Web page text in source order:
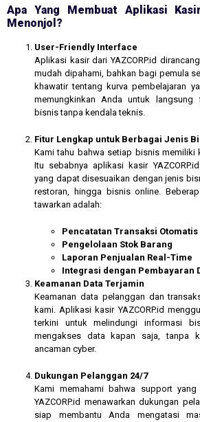
Apa Yang Membuat Aplikasi
Menonjol?
User-Friendly Interface
Aplikasi kasir dari YAZCORP.id
mudah dipahami, bahkan bagi pemula
khawatir tentang kurva pembelajaran
memungkinkan Anda untuk langsung
bisnis tanpa kendala teknis.
Fitur Lengkap untuk Berbagai Jenis
Kami tahu bahwa setiap bisnis memiliki
Itu sebabnya aplikasi kasir
yang dapat disesuaikan dengan jenis
restoran, hingga bisnis online.
tawarkan adalah:
Pencatatan Transaksi Otomatis
Pengelolaan Stok Barang
Laporan Penjualan Real-Time
Integrasi dengan Pembayaran
Keamanan Data Terjamin
Keamanan data pelanggan dan
kami. Aplikasi kasir YAZCORP.id
terkini untuk melindungi informasi
mengakses data kapan saja, tanpa
ancaman cyber.
Dukungan Pelanggan 24/7
Kami memahami bahwa support
YAZCORP.id menawarkan dukungan
siap membantu Anda mengatasi